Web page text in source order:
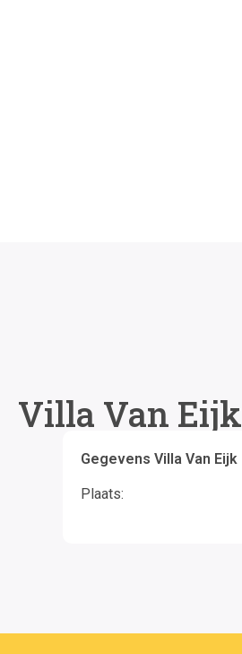
Villa Van Eijk
Gegevens Villa Van Eijk
Plaats: